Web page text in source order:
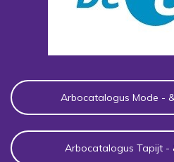
Arbocatalogus Mode -
Arbocatalogus Tapijt -